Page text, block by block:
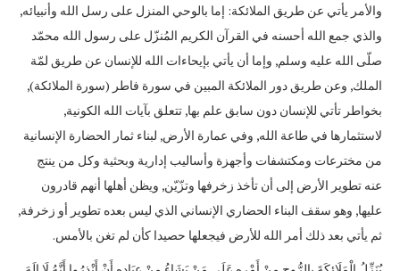
والأمر يأتي عن طريق الملائكة: إما بالوحي المنزل على رسل الله وأنبيائه,
والذي جمع الله أحسنه في القرآن الكريم المُنزّل على رسول الله محمّد
صلّى الله عليه وسلم, وإما أن يأتي بإيحاءات الله للإنسان عن طريق لمّة
الملك, وعن طريق دور الملائكة المبين في سورة فاطر (سورة الملائكة),
بخواطر تأتي للإنسان دون سابق علم بها, تتعلق بآيات الله الكونية,
لاستثمارها في طاعة الله, وفي عمارة الأرض, لبناء ثمار الحضارة الإنسانية
من مخترعات ومكتشفات وأجهزة وأساليب إدارية وبحثية وكل من ينتج
عنه تطوير الأرض إلى أن تأخذ زخرفها وتزّيّن, ويظن أهلها أنهم قادرون
عليها, وهو سقف البناء الحضاري الإنساني الذي ليس بعده تطوير أو زخرفة,
ثم يأتي بعد ذلك أمر الله للأرض فيجعلها حصيدا كأن لم تغن بالأمس.